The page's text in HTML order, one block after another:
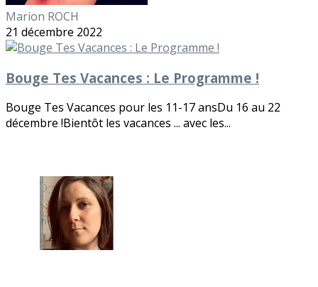
Marion ROCH
21 décembre 2022
Bouge Tes Vacances : Le Programme !
Bouge Tes Vacances pour les 11-17 ansDu 16 au 22
décembre !Bientôt les vacances ... avec les...